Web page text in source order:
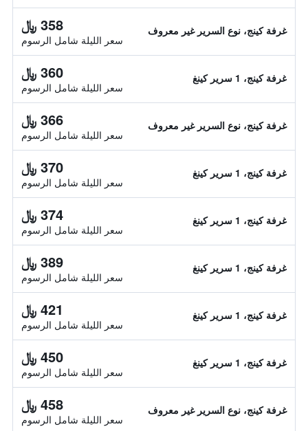
غرفة كينج، نوع السرير غير معروف 358 ﷼
سعر الليلة شامل الرسوم
غرفة كينج، 1 سرير كينغ 360 ﷼
سعر الليلة شامل الرسوم
غرفة كينج، نوع السرير غير معروف 366 ﷼
سعر الليلة شامل الرسوم
غرفة كينج، 1 سرير كينغ 370 ﷼
سعر الليلة شامل الرسوم
غرفة كينج، 1 سرير كينغ 374 ﷼
سعر الليلة شامل الرسوم
غرفة كينج، 1 سرير كينغ 389 ﷼
سعر الليلة شامل الرسوم
غرفة كينج، 1 سرير كينغ 421 ﷼
سعر الليلة شامل الرسوم
غرفة كينج، 1 سرير كينغ 450 ﷼
سعر الليلة شامل الرسوم
غرفة كينج، نوع السرير غير معروف 458 ﷼
سعر الليلة شامل الرسوم